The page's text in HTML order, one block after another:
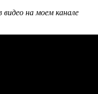
на моем канале